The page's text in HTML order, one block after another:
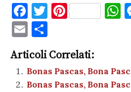
F
a
c
e
b
T
te
r
Pi
es
t A
E
m
ai
l
n
di
Articoli Correlati:
Bonas Pascas, Bona
Bonas Pascas, Bona